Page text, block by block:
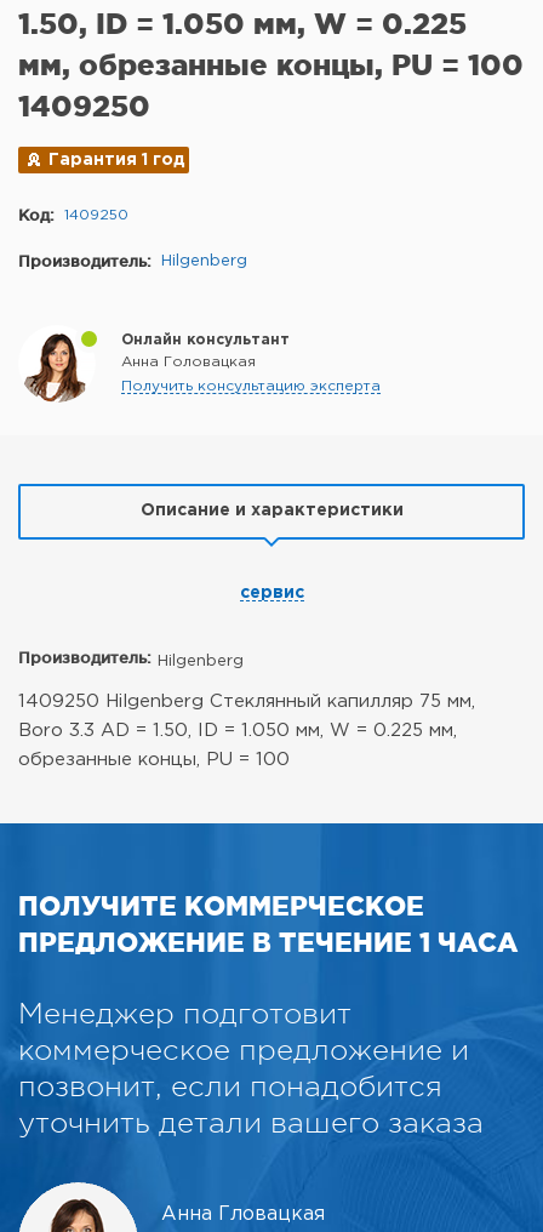
1.50, ID = 1.050 мм, W = 0.225
мм, обрезанные концы, PU = 100
1409250
Гарантия 1 год
Код: 1409250
Производитель: Hilgenberg
Онлайн консультант
Анна Головацкая
Получить консультацию эксперта
Описание и характеристики
сервис
Производитель: Hilgenberg
1409250 Hilgenberg Стеклянный капилляр 75 мм,
Boro 3.3 AD = 1.50, ID = 1.050 мм, W = 0.225 мм,
обрезанные концы, PU = 100
ПОЛУЧИТЕ КОММЕРЧЕСКОЕ
ПРЕДЛОЖЕНИЕ В ТЕЧЕНИЕ 1 ЧАСА
Менеджер подготовит
коммерческое предложение и
позвонит, если понадобится
уточнить детали вашего заказа
Анна Гловацкая